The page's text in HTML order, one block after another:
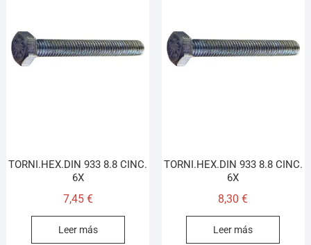
TORNI.HEX.DIN 933 8.8 CINC.
6X
7,45 €
Leer más
TORNI.HEX.DIN 933 8.8 CINC.
6X
8,30€
Leer más